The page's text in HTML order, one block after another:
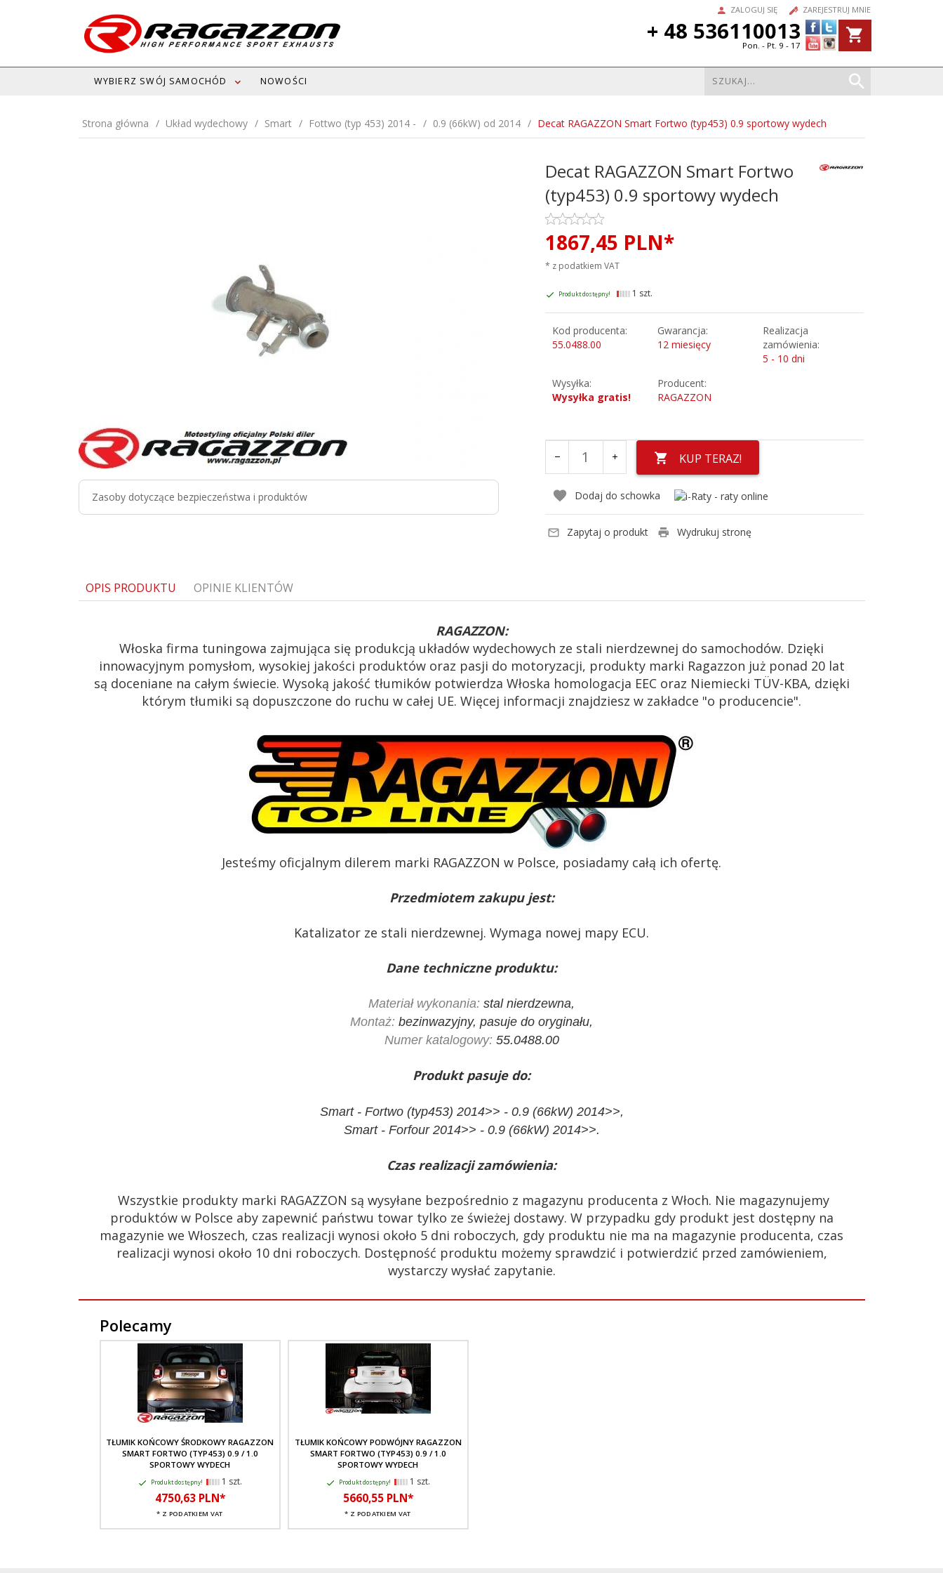
ZALOGUJ SIĘ ZAREJESTRUJ MNIE
+ 48 536110013
Pon. - Pt. 9 - 17
WYBIERZ SWÓJ SAMOCHÓD NOWOŚCI
Strona główna Układ wydechowy Smart Fottwo (typ 453) 2014 - 0.9 (66kW) od 2014 Decat RAGAZZON Smart Fortwo (typ453) 0.9 sportowy wydech
Zasoby dotyczące bezpieczeństwa i produktów
Decat RAGAZZON Smart Fortwo
(typ453) 0.9 sportowy wydech
1867,45 PLN*
* z podatkiem VAT
Produkt dostępny! 1 szt.
Kod producenta:
55.0488.00
Gwarancja:
12 miesięcy
Realizacja
zamówienia:
5 - 10 dni
Wysyłka:
Wysyłka gratis!
Producent:
RAGAZZON
KUP TERAZ!
Dodaj do schowka
Zapytaj o produkt Wydrukuj stronę
OPIS PRODUKTU OPINIE KLIENTÓW
RAGAZZON:
Włoska firma tuningowa zajmująca się produkcją układów wydechowych ze stali nierdzewnej do samochodów. Dzięki
innowacyjnym pomysłom, wysokiej jakości produktów oraz pasji do motoryzacji, produkty marki Ragazzon już ponad 20 lat
są doceniane na całym świecie. Wysoką jakość tłumików potwierdza Włoska homologacja EEC oraz Niemiecki TÜV-KBA, dzięki
którym tłumiki są dopuszczone do ruchu w całej UE. Więcej informacji znajdziesz w zakładce "o producencie".
Jesteśmy oficjalnym dilerem marki RAGAZZON w Polsce, posiadamy całą ich ofertę.
Przedmiotem zakupu jest:
Katalizator ze stali nierdzewnej. Wymaga nowej mapy ECU.
Dane techniczne produktu:
Materiał wykonania: stal nierdzewna,
Montaż: bezinwazyjny, pasuje do oryginału,
Numer katalogowy:55.0488.00
Produkt pasuje do:
Smart - Fortwo (typ453) 2014>> - 0.9 (66kW) 2014>>,
Smart - Forfour 2014>> - 0.9 (66kW) 2014>>.
Czas realizacji zamówienia:
Wszystkie produkty marki RAGAZZON są wysyłane bezpośrednio z magazynu producenta z Włoch. Nie magazynujemy
produktów w Polsce aby zapewnić państwu towar tylko ze świeżej dostawy. W przypadku gdy produkt jest dostępny na
magazynie we Włoszech, czas realizacji wynosi około 5 dni roboczych, gdy produktu nie ma na magazynie producenta, czas
realizacji wynosi około 10 dni roboczych. Dostępność produktu możemy sprawdzić i potwierdzić przed zamówieniem,
wystarczy wysłać zapytanie.
Polecamy
TŁUMIK KOŃCOWY ŚRODKOWY RAGAZZON
SMART FORTWO (TYP453) 0.9 / 1.0
SPORTOWY WYDECH
Produkt dostępny! 1 szt.
4750,63 PLN*
* Z PODATKIEM VAT
TŁUMIK KOŃCOWY PODWÓJNY RAGAZZON
SMART FORTWO (TYP453) 0.9 / 1.0
SPORTOWY WYDECH
Produkt dostępny! 1 szt.
5660,55 PLN*
* Z PODATKIEM VAT